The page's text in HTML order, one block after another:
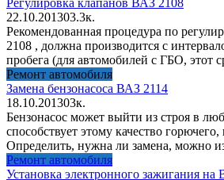
22.10.201303.3к.
Рекомендованная процедура по
2108 , должна производится с
пробега (для автомобилей с ГБО, этот
Ремонт автомобиля
Замена бензонасоса ВАЗ 2114
18.10.201303к.
Бензонасос может выйти из строя в
способствует этому качество
Определить, нужна ли замена, можно
Ремонт автомобиля
Установка электронного зажигания на